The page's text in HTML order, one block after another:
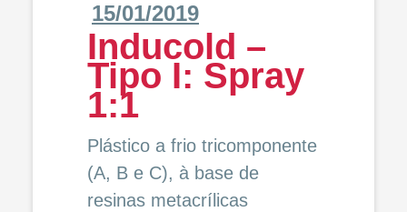
15/01/2019
Inducold –
Tipo I: Spray
1:1
Plástico a frio tricomponente
(A, B e C), à base de
resinas metacrílicas